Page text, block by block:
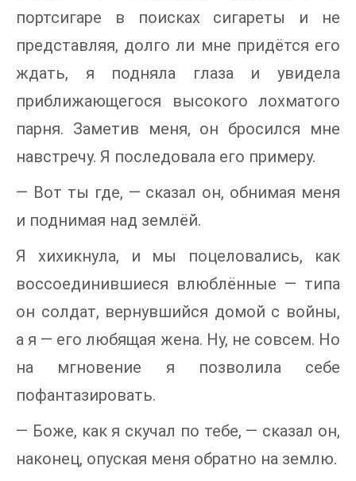
портсигаре в поисках сигареты и не
представляя, долго ли мне придётся его
ждать, я подняла глаза и увидела
приближающегося высокого лохматого
парня. Заметив меня, он бросился мне
навстречу. Я последовала его примеру.
— Вот ты где, — сказал он, обнимая меня
и поднимая над землёй.
Я хихикнула, и мы поцеловались, как
воссоединившиеся влюблённые — типа
он солдат, вернувшийся домой с войны,
а я — его любящая жена. Ну, не совсем. Но
на мгновение я позволила себе
пофантазировать.
— Боже, как я скучал по тебе, — сказал он,
наконец, опуская меня обратно на землю.